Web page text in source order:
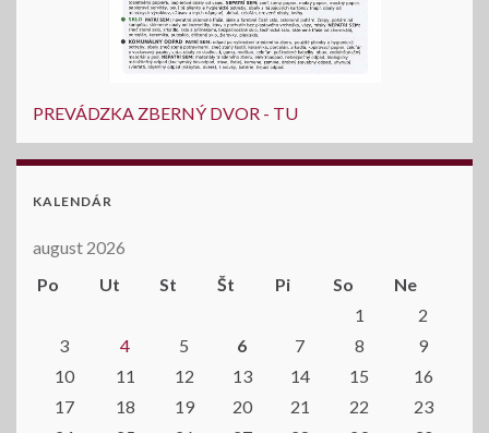
PREVÁDZKA ZBERNÝ DVOR - TU
KALENDÁR
august 2026
Po
Ut St Št Pi So
Ne
1
2
3
4 5 6 7 8
9
10
11 12 13 14 15
16
17
18 19 20 21 22
23